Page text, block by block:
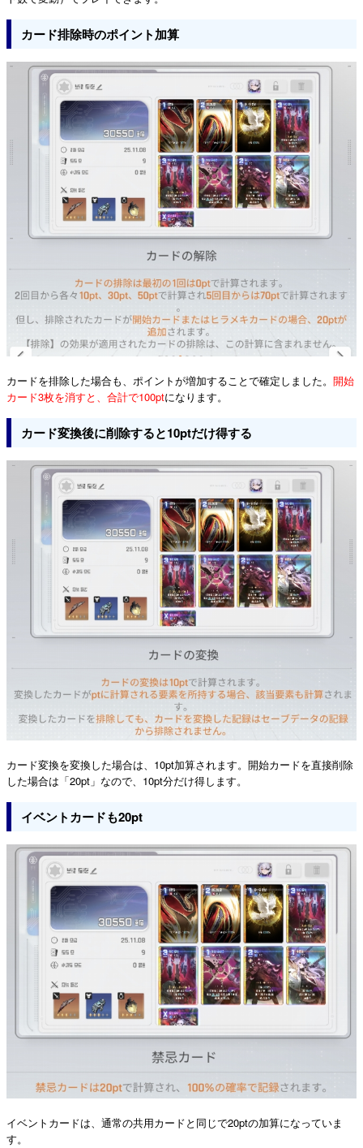
カード排除時のポイント加算
カードを排除した場合も、ポイントが増加することで確定しました。 開始
カード3枚を消すと、合計で100ptになります。
カード変換後に削除すると10ptだけ得する
カード変換を変換した場合は、10pt加算されます。開始カードを直接削除
した場合は「20pt」なので、10pt分だけ得します。
イベントカードも20pt
イベントカードは、通常の共用カードと同じで20ptの加算になっていま
す。